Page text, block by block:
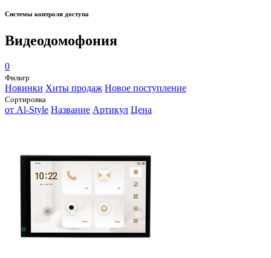
Системы контроля доступа
Видеодомофония
0
Фильтр
Новинки Хиты продаж Новое поступление
Сортировка
от Al-Style Название Артикул Цена